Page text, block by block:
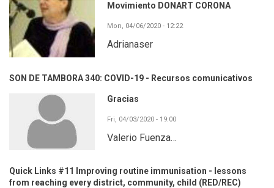
Movimiento DONART CORONA
Mon, 04/06/2020 - 12:22
Adrianaser
SON DE TAMBORA 340: COVID-19 - Recursos comunicativos
Gracias
Fri, 04/03/2020 - 19:00
Valerio Fuenza…
Quick Links #11 Improving routine immunisation - lessons
from reaching every district, community, child (RED/REC)